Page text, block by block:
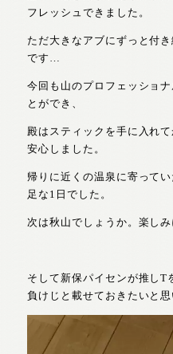
フレッシュできました。
ただ大きなアブにずっと付
です…
今回も山のプロフェッショ
とができ、
殿はスティックを手に入れ
安心しました。
帰りに近くの温泉に寄って
足な1日でした。
次は秋山でしょうか。楽しみ
そして新保パイセンが推しT
負けじと載せておきたいと思